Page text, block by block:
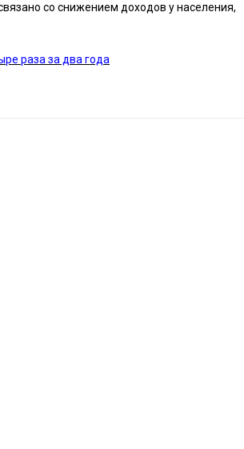
со снижением доходов у населения,
раза за два года